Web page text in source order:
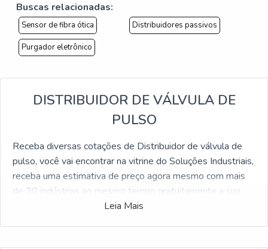
Buscas relacionadas:
Sensor de fibra ótica Distribuidores passivos
Purgador eletrônico
DISTRIBUIDOR DE VÁLVULA DE
PULSO
Receba diversas cotações de Distribuidor de válvula de
pulso, você vai encontrar na vitrine do Soluções Industriais,
receba uma estimativa de preço agora mesmo com mais
de 30 indústrias ao mesmo tempo gratuitamente a sua
Leia Mais